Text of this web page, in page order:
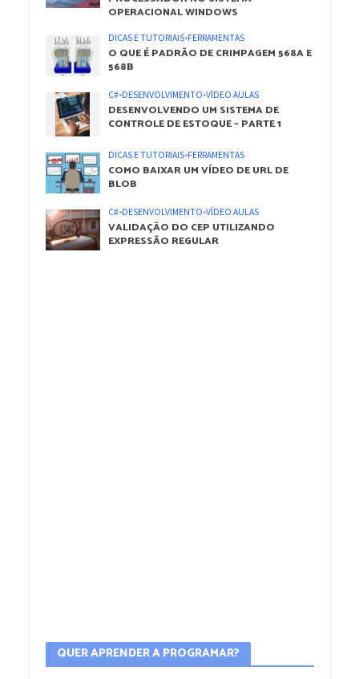
OPERACIONAL WINDOWS
DICAS E TUTORIAIS•FERRAMENTAS
O QUE É PADRÃO DE CRIMPAGEM 568A E
568B
C#•DESENVOLVIMENTO•VÍDEO AULAS
DESENVOLVENDO UM SISTEMA DE
CONTROLE DE ESTOQUE – PARTE 1
DICAS E TUTORIAIS•FERRAMENTAS
COMO BAIXAR UM VÍDEO DE URL DE
BLOB
C#•DESENVOLVIMENTO•VÍDEO AULAS
VALIDAÇÃO DO CEP UTILIZANDO
EXPRESSÃO REGULAR
QUER APRENDER A PROGRAMAR?